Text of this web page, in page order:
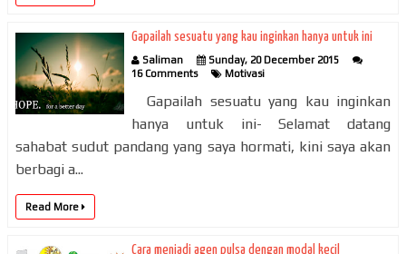
Gapailah sesuatu yang kau inginkan hanya untuk ini
Saliman
Sunday, 20 December 2015
16 Comments
Motivasi
Gapailah sesuatu yang kau inginkan
hanya untuk ini- Selamat datang
sahabat sudut pandang yang saya hormati, kini saya akan
berbagi a...
Read More
Cara menjadi agen pulsa dengan modal kecil